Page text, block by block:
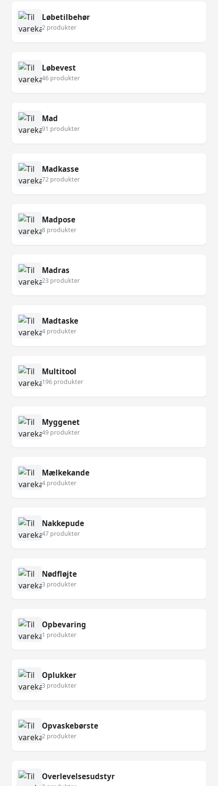
Løbetilbehør
2 produkter
Løbevest
46 produkter
Mad
91 produkter
Madkasse
72 produkter
Madpose
8 produkter
Madras
23 produkter
Madtaske
4 produkter
Multitool
196 produkter
Myggenet
49 produkter
Mælkekande
4 produkter
Nakkepude
47 produkter
Nødfløjte
3 produkter
Opbevaring
1 produkter
Oplukker
3 produkter
Opvaskebørste
2 produkter
Overlevelsesudstyr